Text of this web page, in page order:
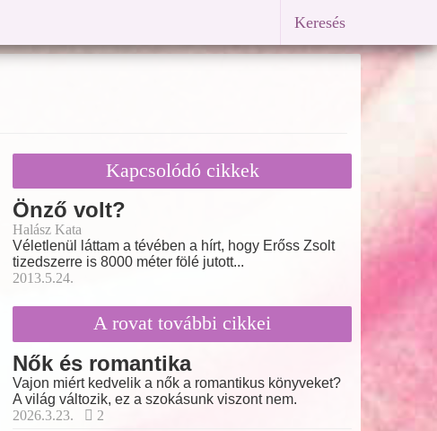
Keresés
Kapcsolódó cikkek
Önző volt?
Halász Kata
Véletlenül láttam a tévében a hírt, hogy Erőss Zsolt
tizedszerre is 8000 méter fölé jutott...
2013.5.24.
A rovat további cikkei
Nők és romantika
Vajon miért kedvelik a nők a romantikus könyveket?
A világ változik, ez a szokásunk viszont nem.
2026.3.23.
2